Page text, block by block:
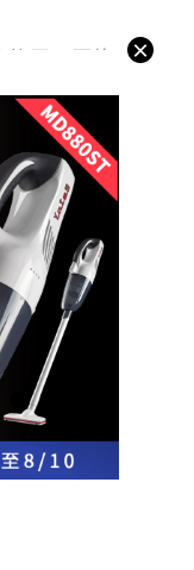
使用，平均一
商品不提供
。
×